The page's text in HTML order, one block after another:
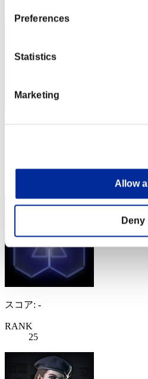
Preferences
Statistics
Marketing
Allow all
Deny
RANK
スコア: -
RANK
25